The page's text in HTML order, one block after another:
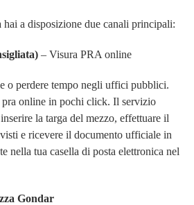
hai a disposizione due canali principali:
– Visura PRA online
o perdere tempo negli uffici pubblici.
online in pochi click. Il servizio
la targa del mezzo, effettuare il
e ricevere il documento ufficiale in
nella tua casella di posta elettronica nel
Gondar